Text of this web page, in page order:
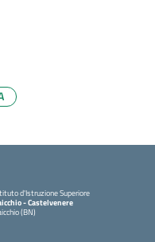
d'Istruzione Superiore
- Castelvenere
(BN)